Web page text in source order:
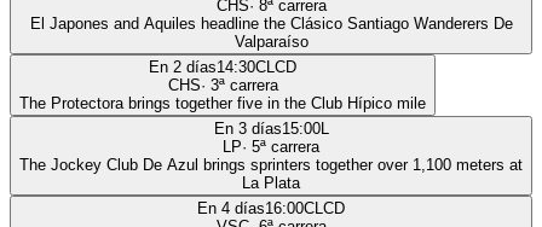
CHS· 8ª carrera
El Japones and Aquiles headline the Clásico Santiago Wanderers De
Valparaíso
En 2 días14:30CLCD
CHS· 3ª carrera
The Protectora brings together five in the Club Hípico mile
En 3 días15:00L
LP· 5ª carrera
The Jockey Club De Azul brings sprinters together over 1,100 meters at
La Plata
En 4 días16:00CLCD